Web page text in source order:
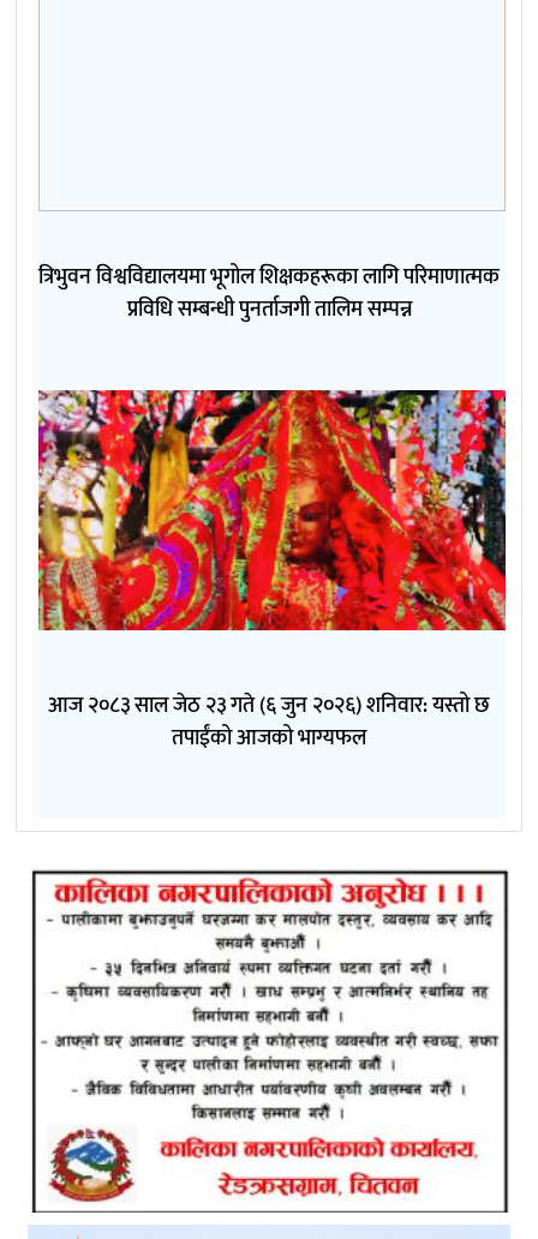
त्रिभुवन विश्वविद्यालयमा भूगोल शिक्षकहरूका लागि परिमाणात्मक
प्रविधि सम्बन्धी पुनर्ताजगी तालिम सम्पन्न
आज २०८३ साल जेठ २३ गते (६ जुन २०२६) शनिवार: यस्तो छ
तपाईंको आजको भाग्यफल